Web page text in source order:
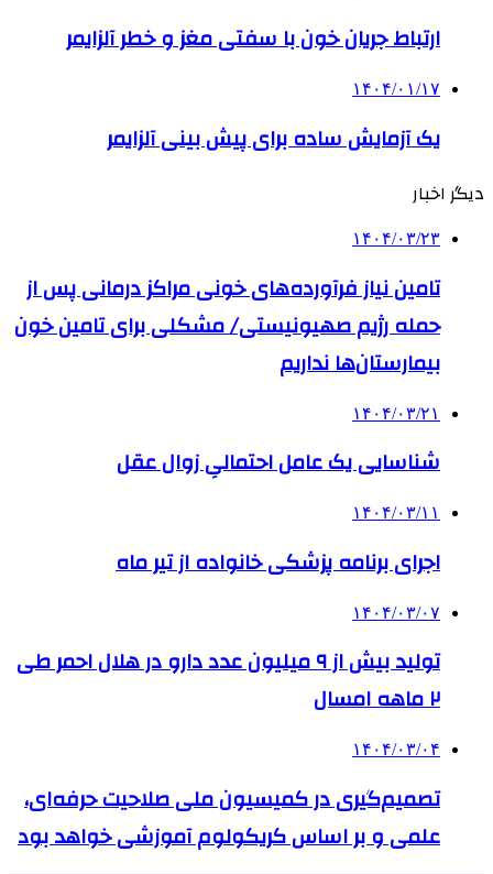
ارتباط جریان خون با سفتی مغز و خطر آلزایمر
۱۴۰۴/۰۱/۱۷
یک آزمایش ساده برای پیش بینی آلزایمر
دیگر اخبار
۱۴۰۴/۰۳/۲۳
تامین نیاز فرآورده‌های خونی مراکز درمانی پس از
حمله رژیم صهیونیستی/ مشکلی برای تامین خون
بیمارستان‌ها نداریم
۱۴۰۴/۰۳/۲۱
شناسایی یک عامل احتمالیِ زوال عقل
۱۴۰۴/۰۳/۱۱
اجرای برنامه پزشکی خانواده از تیر ماه
۱۴۰۴/۰۳/۰۷
تولید بیش از ۹ میلیون عدد دارو در هلال احمر طی
۲ ماهه امسال
۱۴۰۴/۰۳/۰۴
تصمیم‌گیری در کمیسیون ملی صلاحیت حرفه‌ای،
علمی و بر اساس کریکولوم آموزشی خواهد بود